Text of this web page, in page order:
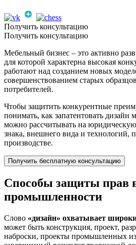
Получить консультацию
Получить консультацию
Мебельный бизнес – это активно
для которой характерна высокая
работают над созданием новых
совершенствованием старых
потребителей.
Чтобы защитить конкурентные
понимать, как запатентовать дизайн
можно рассчитывать на
знака, внешнего вида и технологий,
производстве.
Получить бесплатную консультацию
Способы защиты прав
промышленности
Слово «дизайн» охватывает
может быть конструкция, проект,
наброски, проекты промышленных